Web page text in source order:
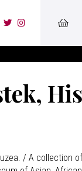
His
/ A collection